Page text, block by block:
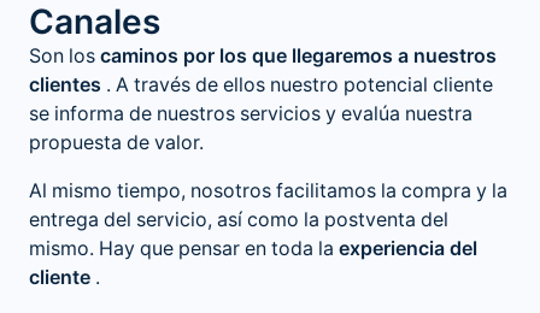
Canales
Son los caminos por los que llegaremos a nuestros
clientes . A través de ellos nuestro potencial cliente
se informa de nuestros servicios y evalúa nuestra
propuesta de valor.
Al mismo tiempo, nosotros facilitamos la compra y la
entrega del servicio, así como la postventa del
mismo. Hay que pensar en toda la experiencia del
cliente .